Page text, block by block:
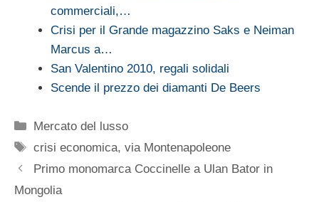
commerciali,…
Crisi per il Grande magazzino Saks e Neiman
Marcus a…
San Valentino 2010, regali solidali
Scende il prezzo dei diamanti De Beers
Categorie
Mercato del lusso
Tag
crisi economica,via Montenapoleone
Primo monomarca Coccinelle a Ulan Bator in
Mongolia